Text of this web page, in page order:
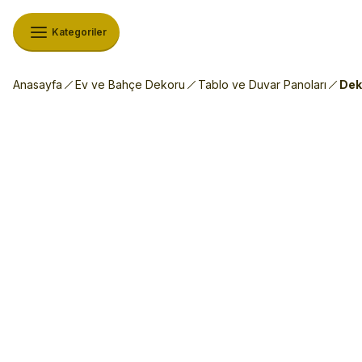
Kategoriler
Anasayfa Ev ve Bahçe Dekoru Tablo ve Duvar Panoları